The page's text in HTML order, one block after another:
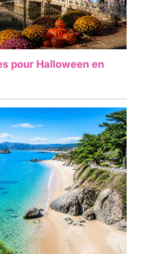
pour Halloween en